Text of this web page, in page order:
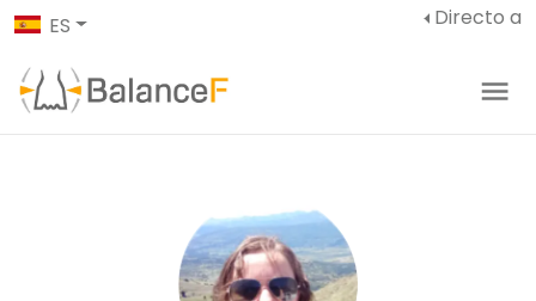
ES Directo a